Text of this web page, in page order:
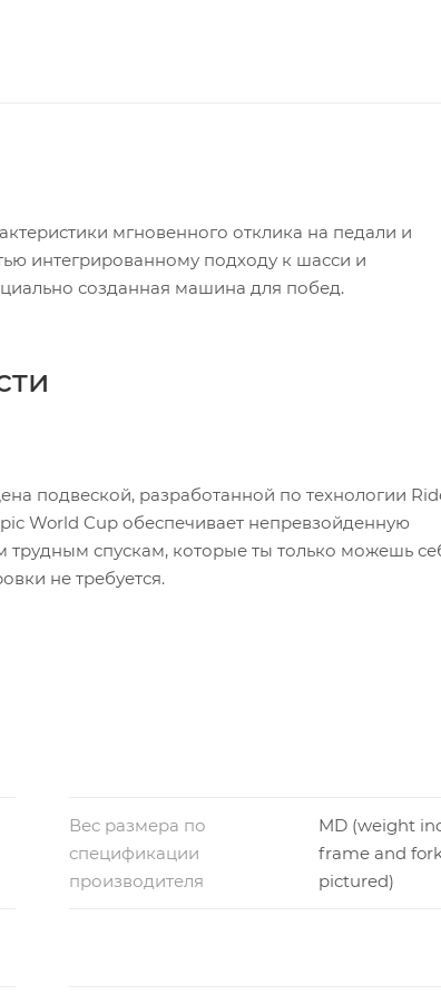
мгновенного отклика на педали и
интегрированному подходу к шасси и
созданная машина для побед.
подвеской, разработанной по технологии
World Cup обеспечивает непревзойденную
трудным спускам, которые ты только можешь
не требуется.
максимально легко.
Вес размера по
спецификации
производителя
MD (weight
frame and
pictured)